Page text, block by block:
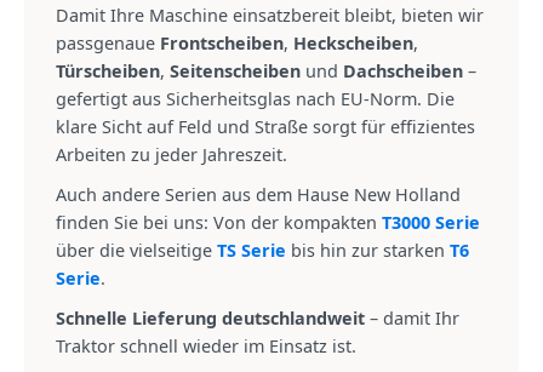
Damit Ihre Maschine einsatzbereit bleibt, bieten wir
passgenaue Frontscheiben, Heckscheiben,
Türscheiben, Seitenscheiben und Dachscheiben –
gefertigt aus Sicherheitsglas nach EU-Norm. Die
klare Sicht auf Feld und Straße sorgt für effizientes
Arbeiten zu jeder Jahreszeit.
Auch andere Serien aus dem Hause New Holland
finden Sie bei uns: Von der kompakten T3000 Serie
über die vielseitige TS Serie bis hin zur starken T6
Serie.
Schnelle Lieferung deutschlandweit – damit Ihr
Traktor schnell wieder im Einsatz ist.